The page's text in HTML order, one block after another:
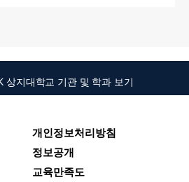
상지대학교 기관 및 학과 보기
개인정보처리방침
정보공개
교육만족도